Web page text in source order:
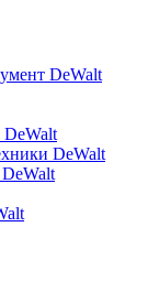
DeWalt
DeWalt
DeWalt